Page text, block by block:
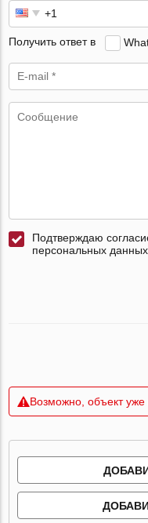
Получить ответ в
Подтверждаю
персональных данных
Возможно, объект